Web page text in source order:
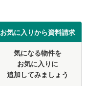
お気に入りから資料請求
気になる物件を
お気に入りに
追加してみましょう